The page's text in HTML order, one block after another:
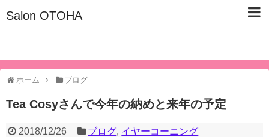
Salon OTOHA
ホーム ブログ
Tea Cosyさんで今年の納めと来年の予定
2018/12/26 ブログ, イヤーコーニング